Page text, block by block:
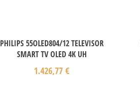
PHILIPS 55OLED804/12 TELEVISOR
SMART TV OLED 4K UH
1.426,77€